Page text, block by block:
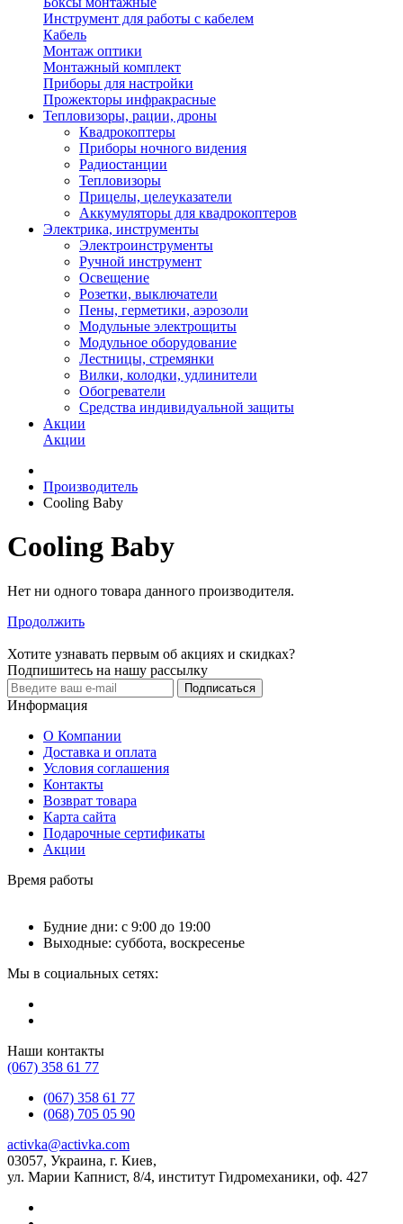
Инструмент для работы с кабелем
Кабель
Монтаж оптики
Монтажный комплект
Приборы для настройки
Прожекторы инфракрасные
Тепловизоры, рации, дроны
Квадрокоптеры
Приборы ночного видения
Радиостанции
Тепловизоры
Прицелы, целеуказатели
Аккумуляторы для квадрокоптеров
Электрика, инструменты
Электроинструменты
Ручной инструмент
Освещение
Розетки, выключатели
Пены, герметики, аэрозоли
Модульные электрощиты
Модульное оборудование
Лестницы, стремянки
Вилки, колодки, удлинители
Обогреватели
Средства индивидуальной защиты
Акции
Акции
Производитель
Cooling Baby
Cooling Baby
Нет ни одного товара данного производителя.
Продолжить
Хотите узнавать первым об акциях и скидках?
Подпишитесь на нашу рассылку
Подписаться
Информация
О Компании
Доставка и оплата
Условия соглашения
Контакты
Возврат товара
Карта сайта
Подарочные сертификаты
Акции
Время работы
Будние дни: с 9:00 до 19:00
Выходные: суббота, воскресенье
Мы в социальных сетях:
Наши контакты
(067) 358 61 77
(067) 358 61 77
(068) 705 05 90
activka@activka.com
03057, Украина, г. Киев,
ул. Марии Капнист, 8/4, институт Гидромеханики, оф. 427